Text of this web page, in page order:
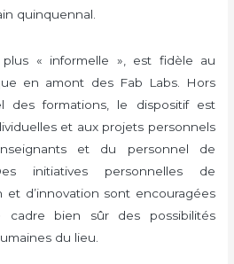
quinquennal.
« informelle », est fidèle au
en amont des Fab Labs. Hors
des formations, le dispositif est
et aux projets personnels
et du personnel de
initiatives personnelles de
d’innovation sont encouragées
bien sûr des possibilités
du lieu.